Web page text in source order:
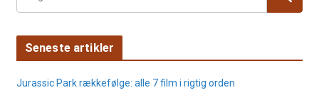
Seneste artikler
Jurassic Park rækkefølge: alle 7 film i rigtig orden